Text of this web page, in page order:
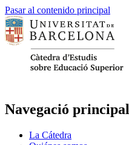
Pasar al contenido principal
Navegació principal
La Cátedra